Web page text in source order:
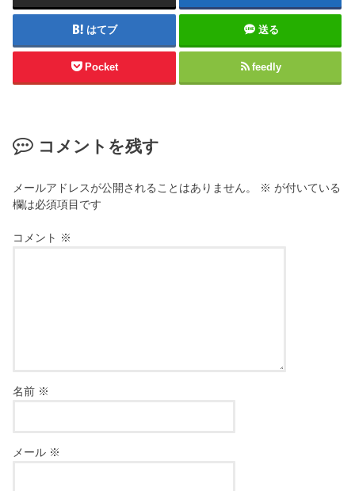
はてブ 送る
Pocket feedly
コメントを残す
メールアドレスが公開されることはありません。 ※ が付いている
欄は必須項目です
コメント ※
名前 ※
メール ※